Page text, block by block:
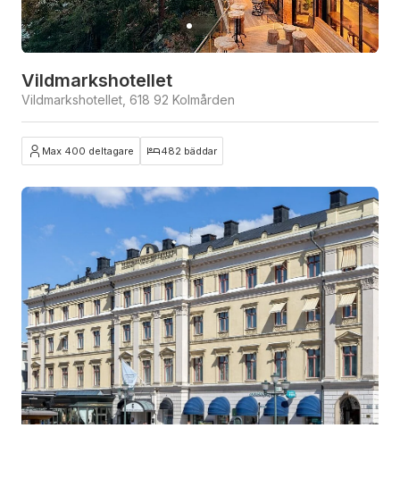
Vildmarkshotellet
Vildmarkshotellet, 618 92 Kolmården
Max 400 deltagare 482 bäddar